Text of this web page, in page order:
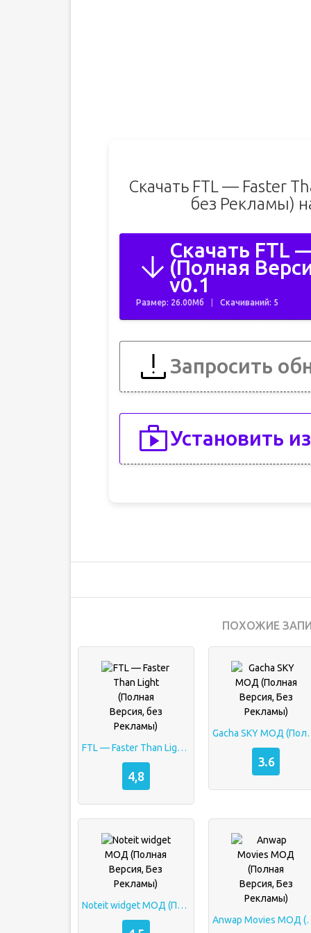
Скачать FTL — Faster
без Рекламы)
Скачать FTL
(Полная
v0.1
Размер: 26.00Мб Скачиваний: 5
Запросить
Установить
ПОХОЖИЕ
FTL — Faster Than Light (Полная Версия, без Рекламы)
4,8
Gacha
3.6
Noteit widget МОД (Полная Версия, Без Рекламы)
Anwap Movies